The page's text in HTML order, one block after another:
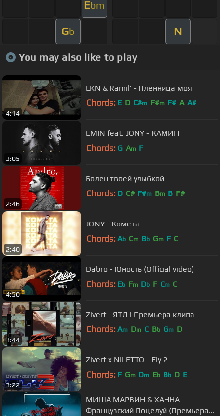
Ebm
Gb N
You may also like to play
4:14
LKN & Ramil’ - Пленница моя
Chords: E D C#m F#m F# A A#
3:05
EMIN feat. JONY - КАМИН
Chords: G Am F
2:46
Болен твоей улыбкой
Chords: D C# F#m Bm B F#
2:40
JONY - Комета
Chords: Ab Cm Bb Gm F C
4:50
Dabro - Юность (Official video)
Chords: Eb Fm Db F Cm C
3:44
Zivert - ЯТЛ | Премьера клипа
Chords: Am Dm C Bb Gm D
3:22
Zivert x NILETTO - Fly 2
Chords: F Gm Dm Eb Bb D E
МИША МАРВИН & ХАННА -
Французский Поцелуй (Премьера